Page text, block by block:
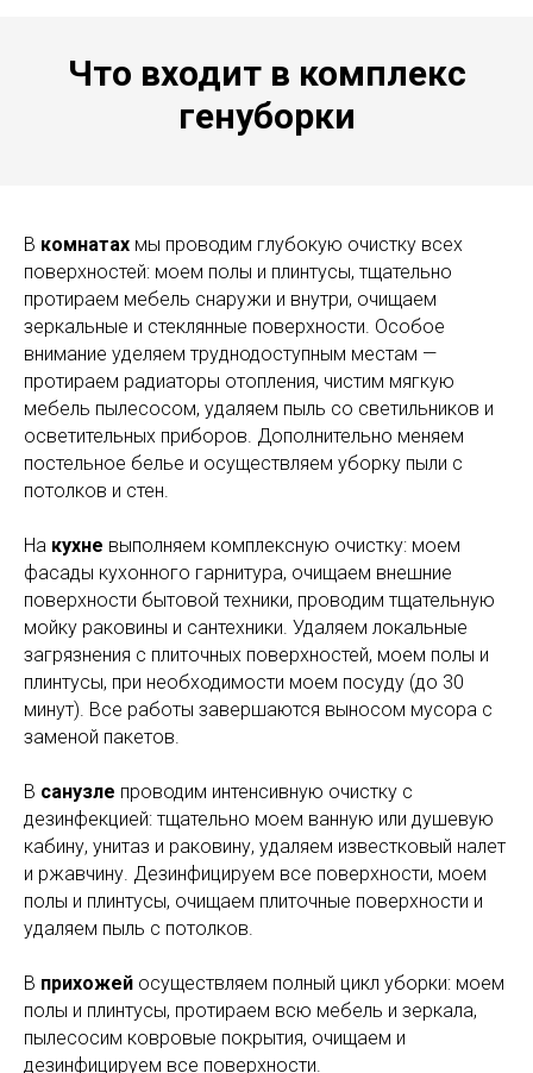
Что входит в комплекс
генуборки
В комнатах мы проводим глубокую очистку всех
поверхностей: моем полы и плинтусы, тщательно
протираем мебель снаружи и внутри, очищаем
зеркальные и стеклянные поверхности. Особое
внимание уделяем труднодоступным местам —
протираем радиаторы отопления, чистим мягкую
мебель пылесосом, удаляем пыль со светильников и
осветительных приборов. Дополнительно меняем
постельное белье и осуществляем уборку пыли с
потолков и стен.
На кухне выполняем комплексную очистку: моем
фасады кухонного гарнитура, очищаем внешние
поверхности бытовой техники, проводим тщательную
мойку раковины и сантехники. Удаляем локальные
загрязнения с плиточных поверхностей, моем полы и
плинтусы, при необходимости моем посуду (до 30
минут). Все работы завершаются выносом мусора с
заменой пакетов.
В санузле проводим интенсивную очистку с
дезинфекцией: тщательно моем ванную или душевую
кабину, унитаз и раковину, удаляем известковый налет
и ржавчину. Дезинфицируем все поверхности, моем
полы и плинтусы, очищаем плиточные поверхности и
удаляем пыль с потолков.
В прихожей осуществляем полный цикл уборки: моем
полы и плинтусы, протираем всю мебель и зеркала,
пылесосим ковровые покрытия, очищаем и
дезинфицируем все поверхности.